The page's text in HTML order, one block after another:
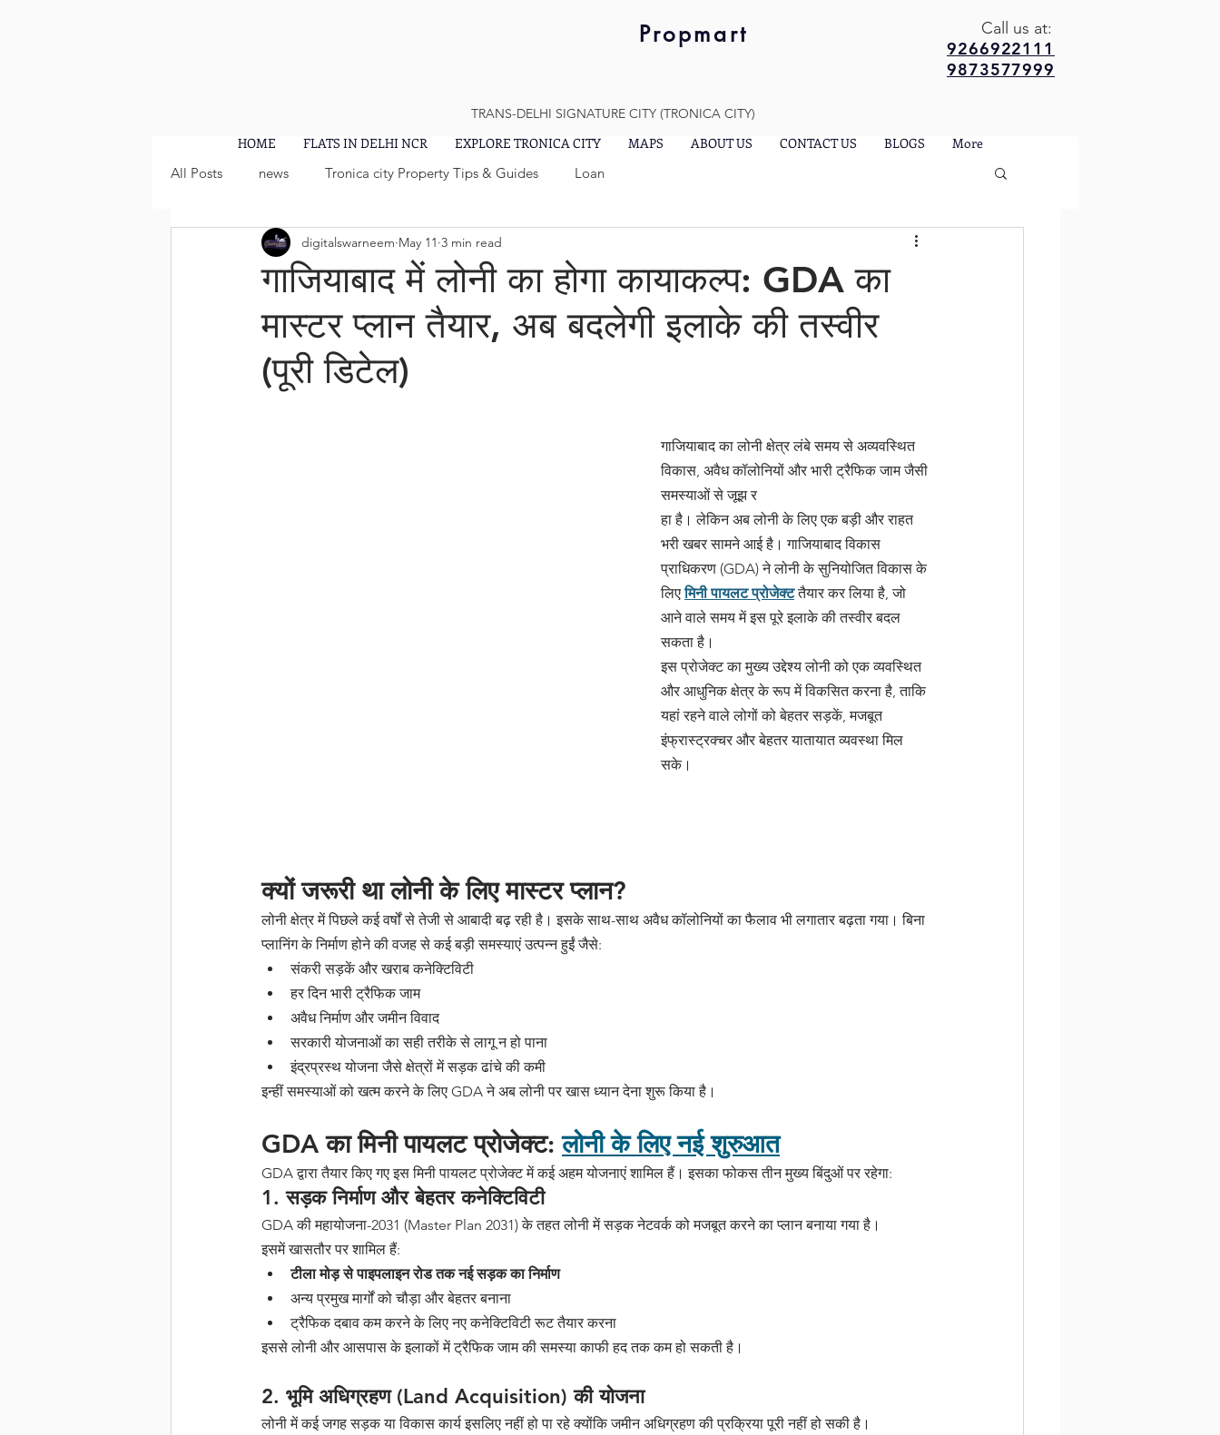
Propmart Call us at:
9266922111
9873577999
TRANS-DELHI SIGNATURE CITY (TRONICA CITY)
HOME FLATS IN DELHI NCR EXPLORE TRONICA CITY MAPS ABOUT US CONTACT US BLOGS
More
All Posts
news Tronica city Property Tips & Guides Loan
गाजियाबाद में लोनी का होगा कायाकल्प: GDA का
मास्टर प्लान तैयार, अब बदलेगी इलाके की तस्वीर
(पूरी डिटेल)
digitalswarneem May 11 3 min read
गाजियाबाद का लोनी क्षेत्र लंबे समय से अव्यवस्थित
विकास, अवैध कॉलोनियों और भारी ट्रैफिक जाम जैसी
समस्याओं से जूझ र
हा है। लेकिन अब लोनी के लिए एक बड़ी और राहत
भरी खबर सामने आई है। गाजियाबाद विकास
प्राधिकरण (GDA) ने लोनी के सुनियोजित विकास के
लिए मिनी पायलट प्रोजेक्ट तैयार कर लिया है, जो
आने वाले समय में इस पूरे इलाके की तस्वीर बदल
सकता है।
इस प्रोजेक्ट का मुख्य उद्देश्य लोनी को एक व्यवस्थित
और आधुनिक क्षेत्र के रूप में विकसित करना है, ताकि
यहां रहने वाले लोगों को बेहतर सड़कें, मजबूत
इंफ्रास्ट्रक्चर और बेहतर यातायात व्यवस्था मिल
सके।
क्यों जरूरी था लोनी के लिए मास्टर प्लान?
लोनी क्षेत्र में पिछले कई वर्षों से तेजी से आबादी बढ़ रही है। इसके साथ-साथ अवैध कॉलोनियों का फैलाव भी लगातार बढ़ता गया। बिना
प्लानिंग के निर्माण होने की वजह से कई बड़ी समस्याएं उत्पन्न हुईं जैसे:
संकरी सड़कें और खराब कनेक्टिविटी
हर दिन भारी ट्रैफिक जाम
अवैध निर्माण और जमीन विवाद
सरकारी योजनाओं का सही तरीके से लागू न हो पाना
इंद्रप्रस्थ योजना जैसे क्षेत्रों में सड़क ढांचे की कमी
इन्हीं समस्याओं को खत्म करने के लिए GDA ने अब लोनी पर खास ध्यान देना शुरू किया है।
GDA का मिनी पायलट प्रोजेक्ट: लोनी के लिए नई शुरुआत
GDA द्वारा तैयार किए गए इस मिनी पायलट प्रोजेक्ट में कई अहम योजनाएं शामिल हैं। इसका फोकस तीन मुख्य बिंदुओं पर रहेगा:
1. सड़क निर्माण और बेहतर कनेक्टिविटी
GDA की महायोजना-2031 (Master Plan 2031) के तहत लोनी में सड़क नेटवर्क को मजबूत करने का प्लान बनाया गया है।
इसमें खासतौर पर शामिल हैं:
टीला मोड़ से पाइपलाइन रोड तक नई सड़क का निर्माण
अन्य प्रमुख मार्गों को चौड़ा और बेहतर बनाना
ट्रैफिक दबाव कम करने के लिए नए कनेक्टिविटी रूट तैयार करना
इससे लोनी और आसपास के इलाकों में ट्रैफिक जाम की समस्या काफी हद तक कम हो सकती है।
2. भूमि अधिग्रहण (Land Acquisition) की योजना
लोनी में कई जगह सड़क या विकास कार्य इसलिए नहीं हो पा रहे क्योंकि जमीन अधिग्रहण की प्रक्रिया पूरी नहीं हो सकी है।